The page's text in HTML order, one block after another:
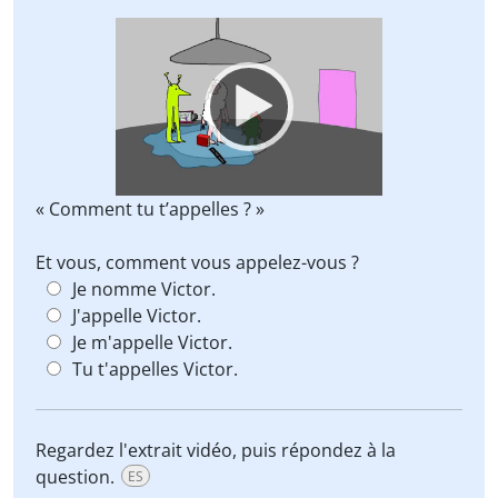
« Comment tu t’appelles ? »
Et vous, comment vous appelez-vous ?
Je nomme Victor.
J'appelle Victor.
Je m'appelle Victor.
Tu t'appelles Victor.
Regardez l'extrait vidéo, puis répondez à la
question.
ES